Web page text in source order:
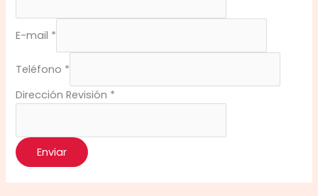
E-mail *
Teléfono *
Dirección Revisión *
Enviar